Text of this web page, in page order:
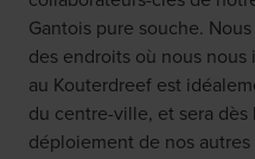
Gantois pure souche.
des endroits où nous
au Kouterdreef est
du centre-ville, et sera
déploiement de nos autres